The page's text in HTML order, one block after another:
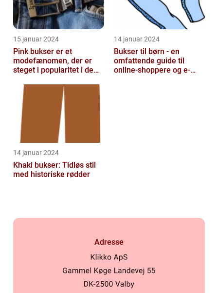
15 januar 2024
Pink bukser er et
modefænomen, der er
steget i popularitet i de
14 januar 2024
Bukser til børn - en
omfattende guide til
online-shoppere og e-
14 januar 2024
Khaki bukser: Tidløs stil
med historiske rødder
Adresse